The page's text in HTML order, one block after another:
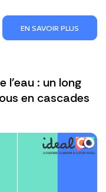
EN SAVOIR PLUS
l'eau : un long
en cascades